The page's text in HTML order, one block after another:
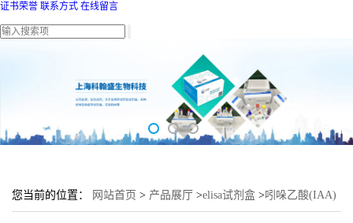
证书荣誉 联系方式 在线留言
您当前的位置： 网站首页 > 产品展厅 >elisa试剂盒 >吲哚乙酸(IAA)